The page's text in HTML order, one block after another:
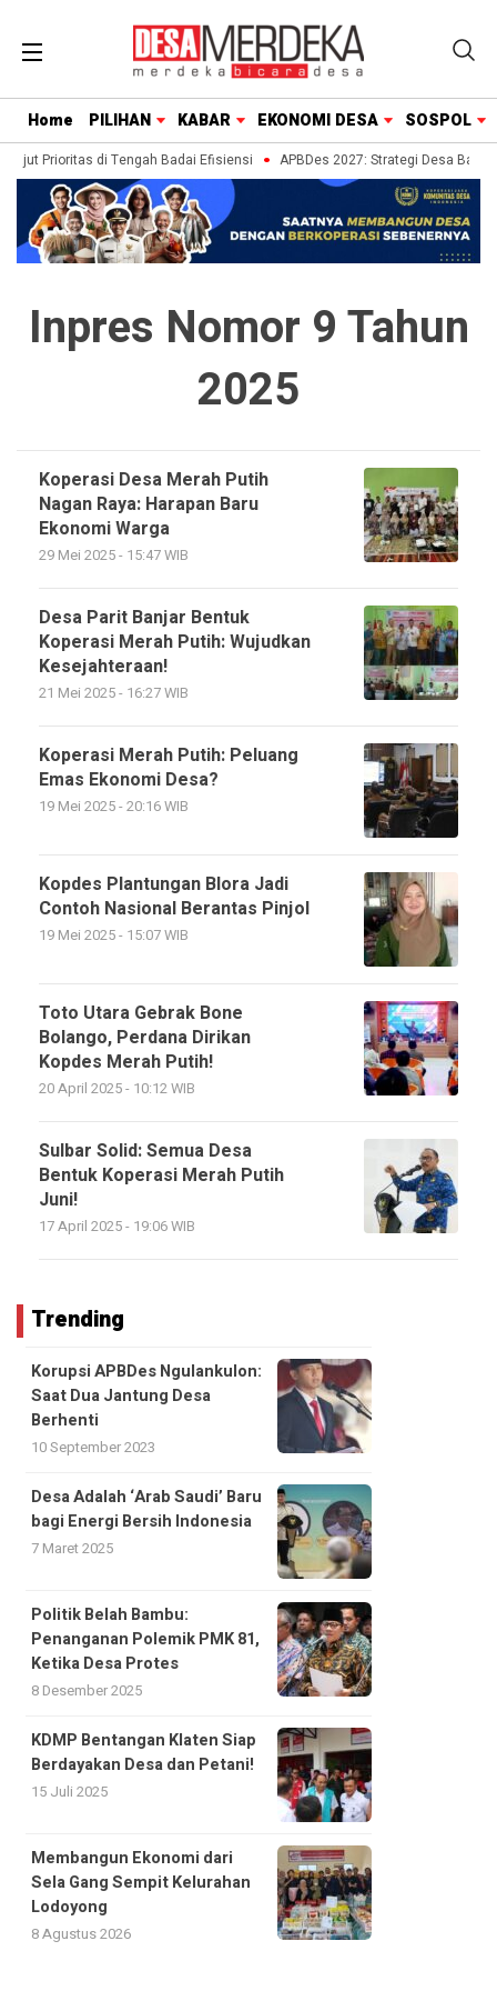
Home PILIHAN KABAR EKONOMI DESA SOSPOL
Prioritas di Tengah Badai Efisiensi APBDes 2027: Strategi Desa
Inpres Nomor 9 Tahun
2025
Koperasi Desa Merah Putih
Nagan Raya: Harapan Baru
Ekonomi Warga
29 Mei 2025 - 15:47 WIB
Desa Parit Banjar Bentuk
Koperasi Merah Putih: Wujudkan
Kesejahteraan!
21 Mei 2025 - 16:27 WIB
Koperasi Merah Putih: Peluang
Emas Ekonomi Desa?
19 Mei 2025 - 20:16 WIB
Kopdes Plantungan Blora Jadi
Contoh Nasional Berantas Pinjol
19 Mei 2025 - 15:07 WIB
Toto Utara Gebrak Bone
Bolango, Perdana Dirikan
Kopdes Merah Putih!
20 April 2025 - 10:12 WIB
Sulbar Solid: Semua Desa
Bentuk Koperasi Merah Putih
Juni!
17 April 2025 - 19:06 WIB
Trending
Korupsi APBDes Ngulankulon:
Saat Dua Jantung Desa
Berhenti
10 September 2023
Desa Adalah ‘Arab Saudi’ Baru
bagi Energi Bersih Indonesia
7 Maret 2025
Politik Belah Bambu:
Penanganan Polemik PMK 81,
Ketika Desa Protes
8 Desember 2025
KDMP Bentangan Klaten Siap
Berdayakan Desa dan Petani!
15 Juli 2025
Membangun Ekonomi dari
Sela Gang Sempit Kelurahan
Lodoyong
8 Agustus 2026